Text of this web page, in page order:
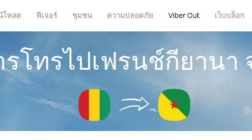
โหลด ฟีเจอร์ ชุมชน ความปลอดภัย Viber Out เว็บบล็อก
โทรไปเฟรนช์กียานา